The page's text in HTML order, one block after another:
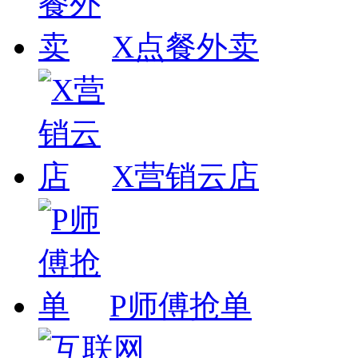
X点餐外卖
X营销云店
P师傅抢单